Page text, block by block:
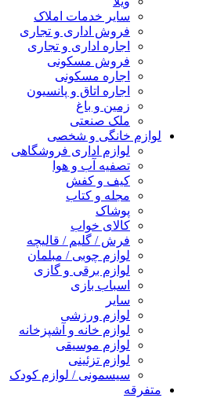
سایر خدمات املاک
فروش اداری و تجاری
اجاره اداری و تجاری
فروش مسکونی
اجاره مسکونی
اجاره اتاق و پانسیون
زمین و باغ
ملک صنعتی
لوازم خانگی و شخصی
لوازم اداری فروشگاهی
تصفیه آب و هوا
کیف و کفش
مجله و کتاب
پوشاک
کالای خواب
فرش / گلیم / قالیچه
لوازم چوبی / مبلمان
لوازم برقی و گازی
اسباب بازی
سایر
لوازم ورزشی
لوازم خانه و آشپزخانه
لوازم موسیقی
لوازم تزئینی
سیسمونی / لوازم کودک
متفرقه